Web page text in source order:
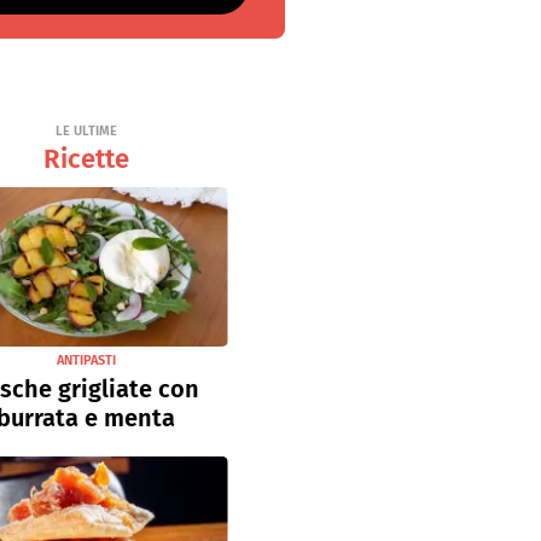
LE ULTIME
Ricette
ANTIPASTI
grigliate con
e menta